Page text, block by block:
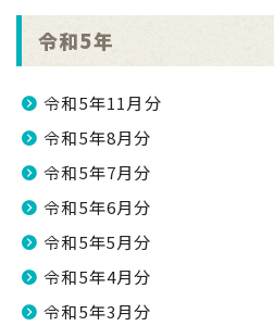
令和5年
令和5年11月分
令和5年8月分
令和5年7月分
令和5年6月分
令和5年5月分
令和5年4月分
令和5年3月分